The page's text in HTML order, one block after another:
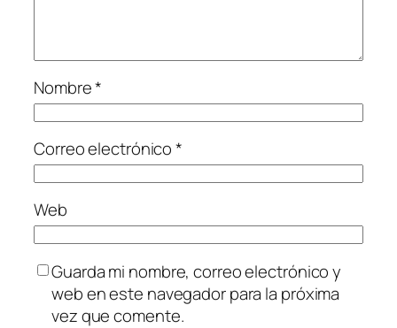
Nombre*
Correo electrónico*
Web
Guarda mi nombre, correo electrónico y
web en este navegador para la próxima
vez que comente.